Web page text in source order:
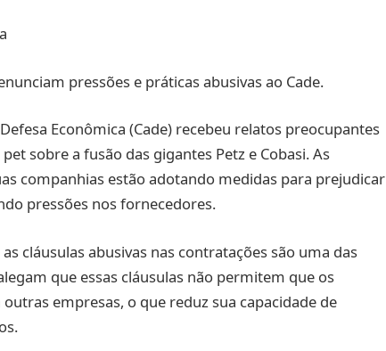
pressões e práticas abusivas ao Cade.
Econômica (Cade) recebeu relatos preocupantes
sobre a fusão das gigantes Petz e Cobasi. As
companhias estão adotando medidas para prejudicar
pressões nos fornecedores.
cláusulas abusivas nas contratações são uma das
que essas cláusulas não permitem que os
empresas, o que reduz sua capacidade de